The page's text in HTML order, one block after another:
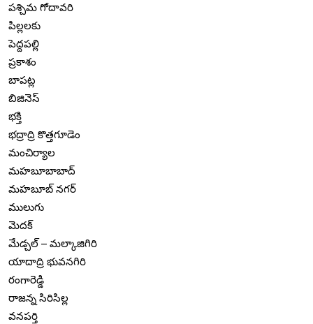
పశ్చిమ గోదావరి
పిల్లలకు
పెద్దపల్లి
ప్రకాశం
బాపట్ల
బిజినెస్
భక్తి
భద్రాద్రి కొత్తగూడెం
మంచిర్యాల
మహబూబాబాద్
మహబూబ్ నగర్
ములుగు
మెదక్
మేడ్చల్ – మల్కాజిగిరి
యాదాద్రి భువనగిరి
రంగారెడ్డి
రాజన్న సిరిసిల్ల
వనపర్తి